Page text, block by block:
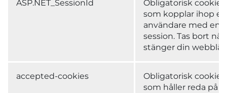
ASP.NET_SessionId
Obligatorisk cookie
som kopplar ihop en
användare med en
session. Tas bort
stänger din
accepted-cookies
Obligatorisk cookie
som håller reda på